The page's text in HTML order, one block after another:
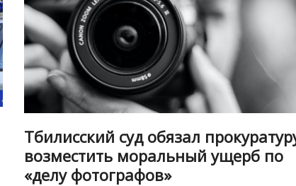
бешенство
Тбилисский суд обязал
возместить моральный ущерб по
«делу фотографов»